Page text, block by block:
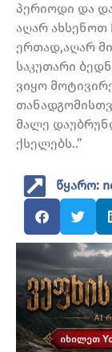
პერიოდი და
აღარ ახსენოთ
ერთად,აღარ
საკუთარი
ვიყო
მალე
ქსელებს..”
წყარო: